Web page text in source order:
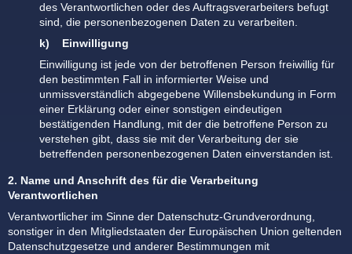
des Verantwortlichen oder des Auftragsverarbeiters befugt
sind, die personenbezogenen Daten zu verarbeiten.
k) Einwilligung
Einwilligung ist jede von der betroffenen Person freiwillig für
den bestimmten Fall in informierter Weise und
unmissverständlich abgegebene Willensbekundung in Form
einer Erklärung oder einer sonstigen eindeutigen
bestätigenden Handlung, mit der die betroffene Person zu
verstehen gibt, dass sie mit der Verarbeitung der sie
betreffenden personenbezogenen Daten einverstanden ist.
2. Name und Anschrift des für die Verarbeitung
Verantwortlichen
Verantwortlicher im Sinne der Datenschutz-Grundverordnung,
sonstiger in den Mitgliedstaaten der Europäischen Union geltenden
Datenschutzgesetze und anderer Bestimmungen mit